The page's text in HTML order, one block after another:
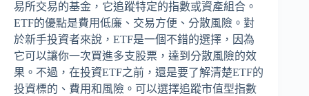
易所交易的基金，它追蹤特定的指數或資產組合。
ETF的優點是費用低廉、交易方便、分散風險。對
於新手投資者來說，ETF是一個不錯的選擇，因為
它可以讓你一次買進多支股票，達到分散風險的效
果。不過，在投資ETF之前，還是要了解清楚ETF的
投資標的、費用和風險。可以選擇追蹤市值型指數